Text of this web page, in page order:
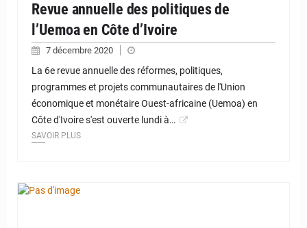
Revue annuelle des politiques de
l’Uemoa en Côte d’Ivoire
7 décembre 2020
La 6e revue annuelle des réformes, politiques,
programmes et projets communautaires de l'Union
économique et monétaire Ouest-africaine (Uemoa) en
Côte d'Ivoire s'est ouverte lundi à…
SAVOIR PLUS